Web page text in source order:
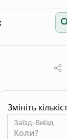
Заїзд-Виїзд
Коли?